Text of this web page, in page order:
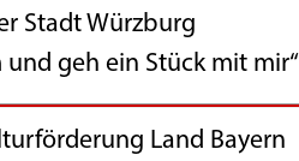
Stadt Würzburg
ein Stück mit mir“
Land Bayern